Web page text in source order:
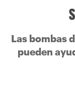
Las bombas
pueden